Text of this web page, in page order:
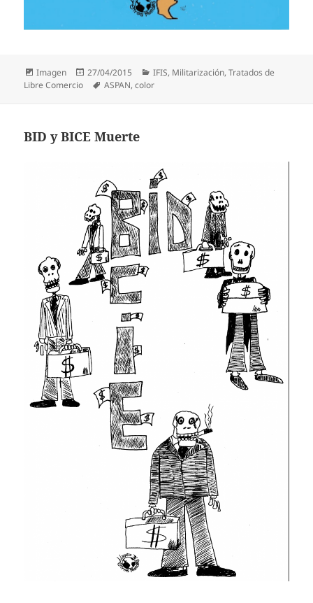
Formato
Imagen
Publicado
el
27/04/2015 Categorías
IFIS, Militarización,Tratados de
Libre Comercio
Etiquetas
ASPAN,color
BID y BICE Muerte